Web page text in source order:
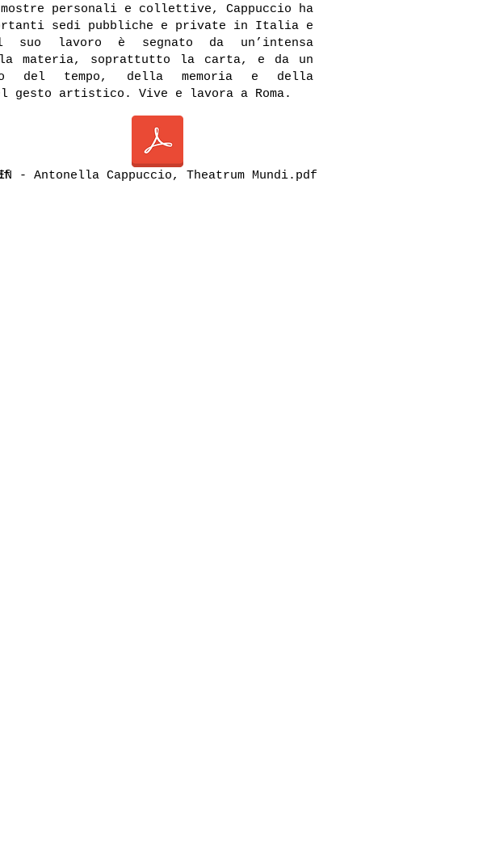
personali e collettive, Cappuccio ha
sedi pubbliche e private in Italia e
lavoro è segnato da un’intensa
materia, soprattutto la carta, e da un
del tempo, della memoria e della
artistico. Vive e lavora a Roma.
- Antonella Cappuccio, Theatrum Mundi.pdf